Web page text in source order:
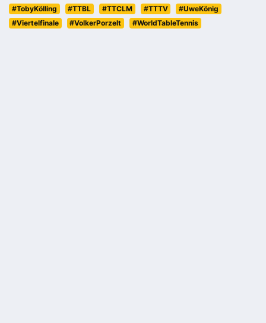
#TobyKölling
#TTBL #TTCLM #TTTV
#UweKönig
#Viertelfinale
#VolkerPorzelt #WorldTableTennis